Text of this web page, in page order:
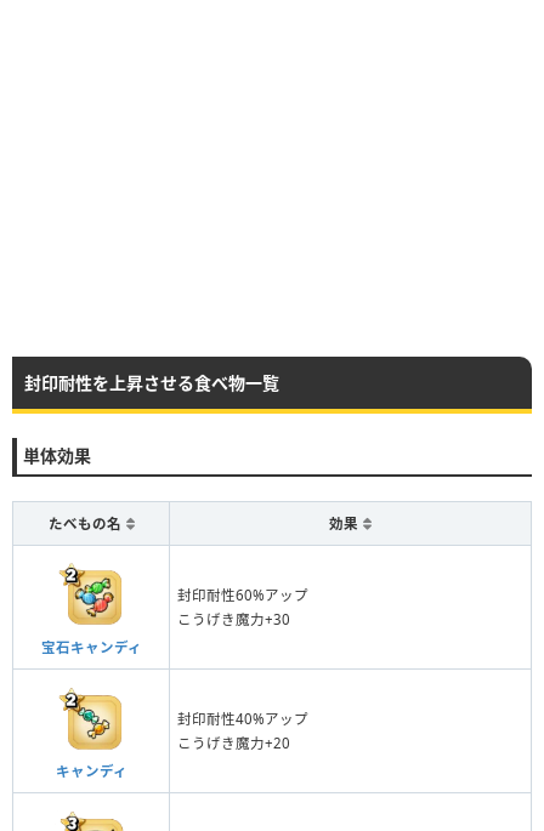
封印耐性を上昇させる食べ物一覧
単体効果
たべもの名 効果
宝石キャンディ
封印耐性60%アップ
こうげき魔力+30
キャンディ
封印耐性40%アップ
こうげき魔力+20